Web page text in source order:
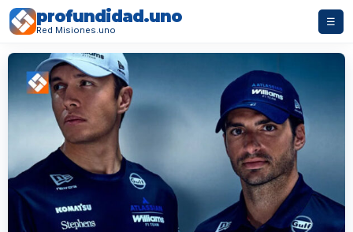
profundidad.uno
Red Misiones.uno
☰